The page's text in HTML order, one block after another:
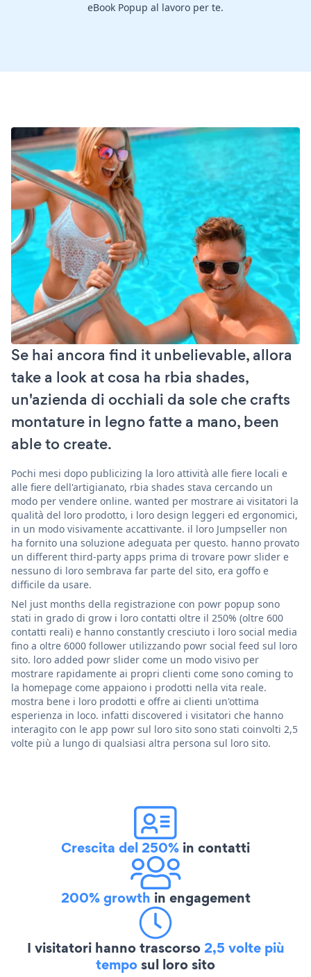
eBook Popup al lavoro per te.
Se hai ancora find it unbelievable, allora
take a look at cosa ha rbia shades,
un'azienda di occhiali da sole che crafts
montature in legno fatte a mano, been
able to create.
Pochi mesi dopo publicizing la loro attività alle fiere locali e
alle fiere dell'artigianato, rbia shades stava cercando un
modo per vendere online. wanted per mostrare ai visitatori la
qualità del loro prodotto, i loro design leggeri ed ergonomici,
in un modo visivamente accattivante. il loro Jumpseller non
ha fornito una soluzione adeguata per questo. hanno provato
un different third-party apps prima di trovare powr slider e
nessuno di loro sembrava far parte del sito, era goffo e
difficile da usare.
Nel just months della registrazione con powr popup sono
stati in grado di grow i loro contatti oltre il 250% (oltre 600
contatti reali) e hanno constantly cresciuto i loro social media
fino a oltre 6000 follower utilizzando powr social feed sul loro
sito. loro added powr slider come un modo visivo per
mostrare rapidamente ai propri clienti come sono coming to
la homepage come appaiono i prodotti nella vita reale.
mostra bene i loro prodotti e offre ai clienti un'ottima
esperienza in loco. infatti discovered i visitatori che hanno
interagito con le app powr sul loro sito sono stati coinvolti 2,5
volte più a lungo di qualsiasi altra persona sul loro sito.
Crescita del 250% in contatti
200% growth in engagement
I visitatori hanno trascorso2,5 volte più
temposul loro sito